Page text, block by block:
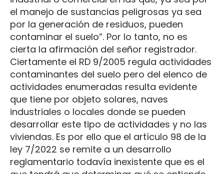
el manejo de sustancias peligrosas ya sea
por la generación de residuos, pueden
contaminar el suelo”. Por lo tanto, no es
cierta la afirmación del señor registrador.
Ciertamente el RD 9/2005 regula actividades
contaminantes del suelo pero del elenco de
actividades enumeradas resulta evidente
que tiene por objeto solares, naves
industriales o locales donde se pueden
desarrollar este tipo de actividades y no las
viviendas. Es por ello que el artículo 98 de la
ley 7/2022 se remite a un desarrollo
reglamentario todavía inexistente que es el